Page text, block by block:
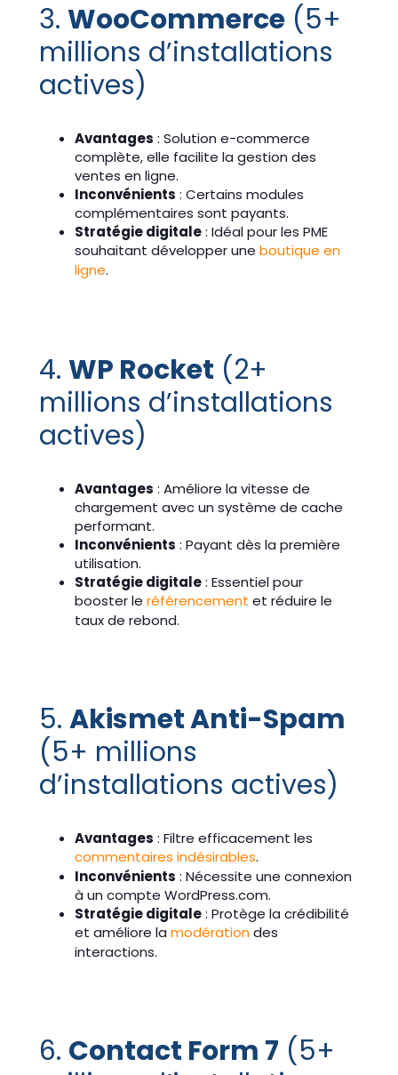
3.WooCommerce (5+
millions d’installations
actives)
Avantages : Solution e-commerce
complète, elle facilite la gestion des
ventes en ligne.
Inconvénients : Certains modules
complémentaires sont payants.
Stratégie digitale: Idéal pour les PME
souhaitant développer uneboutique en
ligne.
4.WP Rocket (2+
millions d’installations
actives)
Avantages : Améliore la vitesse de
chargement avec un système de cache
performant.
Inconvénients : Payant dès la première
utilisation.
Stratégie digitale: Essentiel pour
booster leréférencement et réduire le
taux de rebond.
5.Akismet Anti-Spam
(5+ millions
d’installations actives)
Avantages : Filtre efficacement les
commentaires indésirables.
Inconvénients : Nécessite une connexion
à un compte WordPress.com.
Stratégie digitale: Protège la crédibilité
et améliore lamodérationdes
interactions.
6. Contact Form 7 (5+